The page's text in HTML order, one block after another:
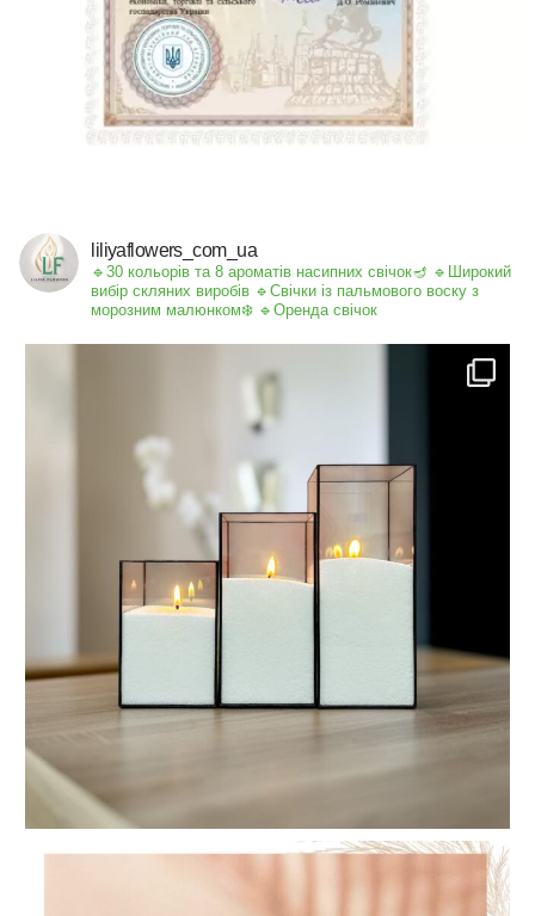
liliyaflowers_com_ua
🔹30 кольорів та 8 ароматів насипних свічок🪔 🔹Широкий
вибір скляних виробів 🔹Свічки із пальмового воску з
морозним малюнком❄️ 🔹Оренда свічок